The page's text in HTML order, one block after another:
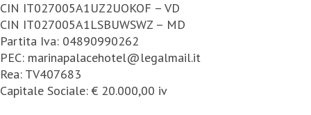
CIN IT027005A1UZ2UOKOF – VD
CIN IT027005A1LSBUWSWZ – MD
Partita Iva: 04890990262
PEC: marinapalacehotel@legalmail.it
Rea: TV407683
Capitale Sociale: € 20.000,00 iv